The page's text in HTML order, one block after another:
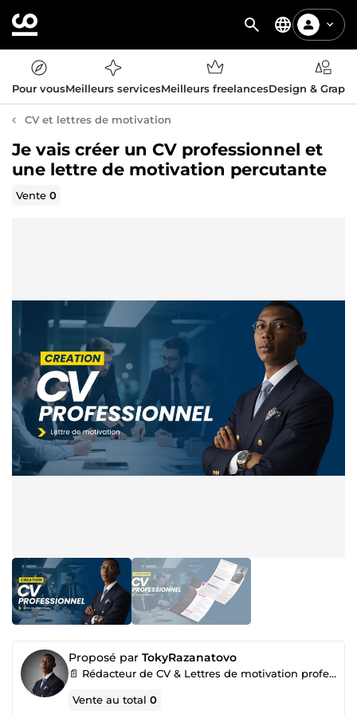
Pour vousMeilleurs servicesMeilleurs freelancesDesign &
CV et lettres de motivation
Je vais créer un CV professionnel et
une lettre de motivation percutante
Vente0
Proposé par TokyRazanatovo
📄 Rédacteur de CV & Lettres de motivation professionnels
Vente au total0